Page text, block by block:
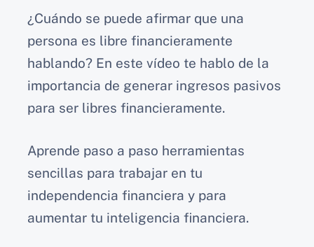
¿Cuándo se puede afirmar que una
persona es libre financieramente
hablando? En este vídeo te hablo de la
importancia de generar ingresos pasivos
para ser libres financieramente.
Aprende paso a paso herramientas
sencillas para trabajar en tu
independencia financiera y para
aumentar tu inteligencia financiera.